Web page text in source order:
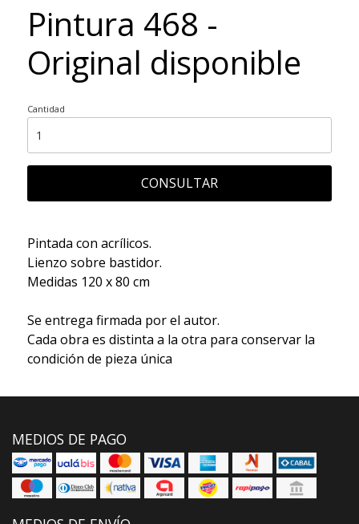
Pintura 468 -
Original disponible
Cantidad
CONSULTAR
Pintada con acrílicos.
Lienzo sobre bastidor.
Medidas 120 x 80 cm
Se entrega firmada por el autor.
Cada obra es distinta a la otra para conservar la
condición de pieza única
MEDIOS DE PAGO